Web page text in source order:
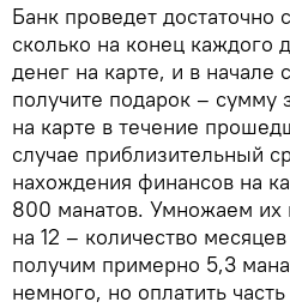
Банк проведет достаточно
сколько на конец каждого
денег на карте, и в
получите подарок – сумму
на карте в течение
случае приблизительный
нахождения финансов на
800 манатов. Умножаем их
на 12 – количество
получим примерно 5,3
немного, но оплатить